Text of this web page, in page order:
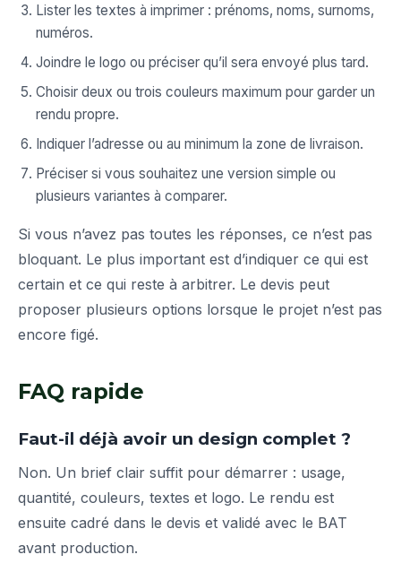
Lister les textes à imprimer : prénoms, noms, surnoms,
numéros.
Joindre le logo ou préciser qu’il sera envoyé plus tard.
Choisir deux ou trois couleurs maximum pour garder un
rendu propre.
Indiquer l’adresse ou au minimum la zone de livraison.
Préciser si vous souhaitez une version simple ou
plusieurs variantes à comparer.
Si vous n’avez pas toutes les réponses, ce n’est pas
bloquant. Le plus important est d’indiquer ce qui est
certain et ce qui reste à arbitrer. Le devis peut
proposer plusieurs options lorsque le projet n’est pas
encore figé.
FAQ rapide
Faut-il déjà avoir un design complet ?
Non. Un brief clair suffit pour démarrer : usage,
quantité, couleurs, textes et logo. Le rendu est
ensuite cadré dans le devis et validé avec le BAT
avant production.